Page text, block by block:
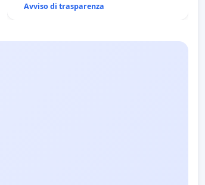
Avviso di trasparenza